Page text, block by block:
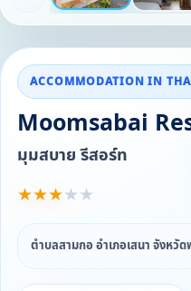
ACCOMMODATION IN
Moomsabai
มุมสบาย รีสอร์ท
★★★★★
ตำบลสามกอ อำเภอเสนา จังหวั